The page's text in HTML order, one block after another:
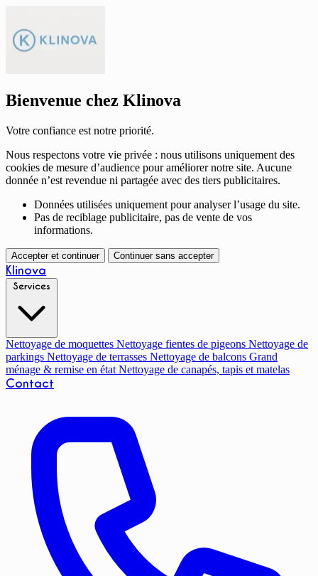
Bienvenue chez Klinova
Votre confiance est notre priorité.
Nous respectons votre vie privée : nous utilisons uniquement des
cookies de mesure d’audience pour améliorer notre site. Aucune
donnée n’est revendue ni partagée avec des tiers publicitaires.
Données utilisées uniquement pour analyser l’usage du site.
Pas de reciblage publicitaire, pas de vente de vos
informations.
Accepter et continuer Continuer sans accepter
Klinova
Nettoyage de moquettes Nettoyage fientes de pigeons Nettoyage de
parkings Nettoyage de terrasses Nettoyage de balcons Grand
ménage & remise en état Nettoyage de canapés, tapis et matelas
Contact